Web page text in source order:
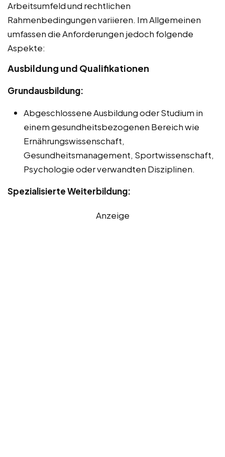
Arbeitsumfeld und rechtlichen
Rahmenbedingungen variieren. Im Allgemeinen
umfassen die Anforderungen jedoch folgende
Aspekte:
Ausbildung und Qualifikationen
Grundausbildung:
Abgeschlossene Ausbildung oder Studium in
einem gesundheitsbezogenen Bereich wie
Ernährungswissenschaft,
Gesundheitsmanagement, Sportwissenschaft,
Psychologie oder verwandten Disziplinen.
Spezialisierte Weiterbildung:
Anzeige